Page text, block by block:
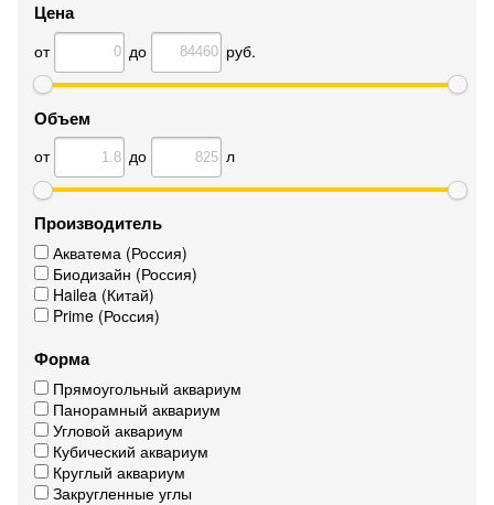
Цена
от до руб.
Объем
от до л
Производитель
Акватема (Россия)
Биодизайн (Россия)
Hailea (Китай)
Prime (Россия)
Форма
Прямоугольный аквариум
Панорамный аквариум
Угловой аквариум
Кубический аквариум
Круглый аквариум
Закругленные углы